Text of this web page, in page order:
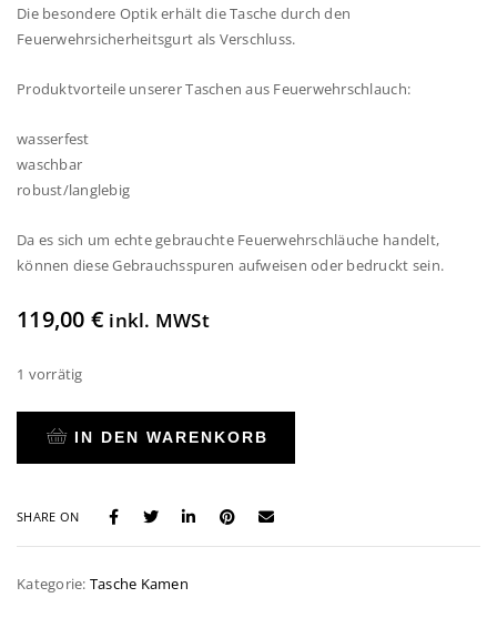
Die besondere Optik erhält die Tasche durch den
Feuerwehrsicherheitsgurt als Verschluss.
Produktvorteile unserer Taschen aus Feuerwehrschlauch:
wasserfest
waschbar
robust/langlebig
Da es sich um echte gebrauchte Feuerwehrschläuche handelt,
können diese Gebrauchsspuren aufweisen oder bedruckt sein.
119,00 € inkl. MWSt
1 vorrätig
IN DEN WARENKORB
SHARE ON
Kategorie: Tasche Kamen